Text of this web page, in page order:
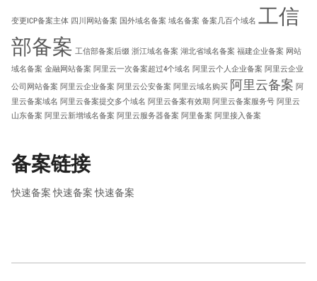
变更ICP备案主体 四川网站备案 国外域名备案 域名备案 备案几百个域名 工信
部备案 工信部备案后缀 浙江域名备案 湖北省域名备案 福建企业备案 网站
域名备案 金融网站备案 阿里云一次备案超过4个域名 阿里云个人企业备案 阿里云企业
公司网站备案 阿里云企业备案 阿里云公安备案 阿里云域名购买 阿里云备案 阿
里云备案域名 阿里云备案提交多个域名 阿里云备案有效期 阿里云备案服务号 阿里云
山东备案 阿里云新增域名备案 阿里云服务器备案 阿里备案 阿里接入备案
备案链接
快速备案 快速备案 快速备案